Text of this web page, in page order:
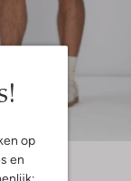
op
en